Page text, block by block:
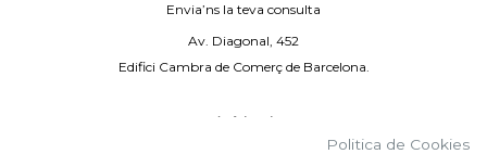
Envia’ns la teva consulta
Av. Diagonal, 452
Edifici Cambra de Comerç de Barcelona.
Avís legal
Politica de Cookies